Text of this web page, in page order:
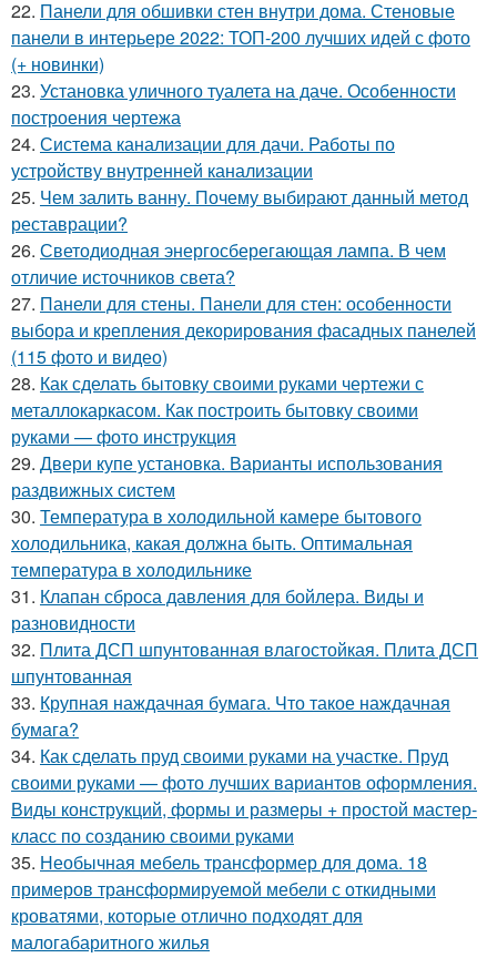
22. Панели для обшивки стен внутри дома. Стеновые
панели в интерьере 2022: ТОП-200 лучших идей с фото
(+ новинки)
23. Установка уличного туалета на даче. Особенности
построения чертежа
24. Система канализации для дачи. Работы по
устройству внутренней канализации
25. Чем залить ванну. Почему выбирают данный метод
реставрации?
26. Светодиодная энергосберегающая лампа. В чем
отличие источников света?
27. Панели для стены. Панели для стен: особенности
выбора и крепления декорирования фасадных панелей
(115 фото и видео)
28. Как сделать бытовку своими руками чертежи с
металлокаркасом. Как построить бытовку своими
руками — фото инструкция
29. Двери купе установка. Варианты использования
раздвижных систем
30. Температура в холодильной камере бытового
холодильника, какая должна быть. Оптимальная
температура в холодильнике
31. Клапан сброса давления для бойлера. Виды и
разновидности
32. Плита ДСП шпунтованная влагостойкая. Плита ДСП
шпунтованная
33. Крупная наждачная бумага. Что такое наждачная
бумага?
34. Как сделать пруд своими руками на участке. Пруд
своими руками — фото лучших вариантов оформления.
Виды конструкций, формы и размеры + простой мастер-
класс по созданию своими руками
35. Необычная мебель трансформер для дома. 18
примеров трансформируемой мебели с откидными
кроватями, которые отлично подходят для
малогабаритного жилья